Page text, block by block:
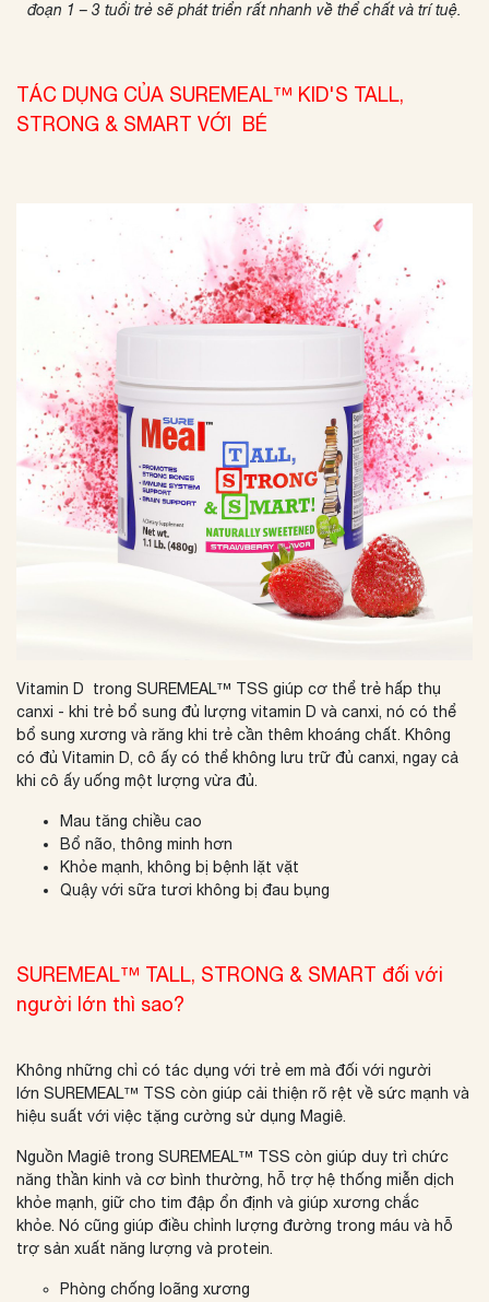
đoạn 1 – 3 tuổi trẻ sẽ phát triển rất nhanh về thể chất và trí tuệ.
TÁC DỤNG CỦA SUREMEAL™ KID'S TALL,
STRONG & SMART VỚI BÉ
Vitamin D trong SUREMEAL™ TSS giúp cơ thể trẻ hấp thụ
canxi - khi trẻ bổ sung đủ lượng vitamin D và canxi, nó có thể
bổ sung xương và răng khi trẻ cần thêm khoáng chất. Không
có đủ Vitamin D, cô ấy có thể không lưu trữ đủ canxi, ngay cả
khi cô ấy uống một lượng vừa đủ.
Mau tăng chiều cao
Bổ não, thông minh hơn
Khỏe mạnh, không bị bệnh lặt vặt
Quậy với sữa tươi không bị đau bụng
SUREMEAL™ TALL, STRONG & SMART đối với
người lớn thì sao?
Không những chỉ có tác dụng với trẻ em mà đối với người
lớn SUREMEAL™ TSS còn giúp cải thiện rõ rệt về sức mạnh và
hiệu suất với việc tặng cường sử dụng Magiê.
Nguồn Magiê trong SUREMEAL™ TSS còn giúp duy trì chức
năng thần kinh và cơ bình thường, hỗ trợ hệ thống miễn dịch
khỏe mạnh, giữ cho tim đập ổn định và giúp xương chắc
khỏe. Nó cũng giúp điều chỉnh lượng đường trong máu và hỗ
trợ sản xuất năng lượng và protein.
Phòng chống loãng xương